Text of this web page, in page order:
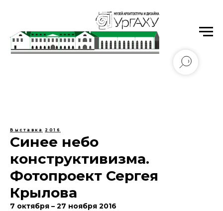
Уральский государственный архитектурно-
художественный университет имени Н.С. Алфёрова
Выставка 2016
Синее небо
конструктивизма.
Фотопроект Сергея
Крылова
7 октября – 27 ноября 2016